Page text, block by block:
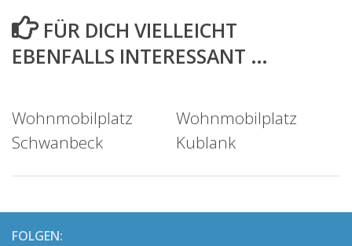
FÜR DICH VIELLEICHT
EBENFALLS INTERESSANT …
Wohnmobilplatz
Schwanbeck
Wohnmobilplatz
Kublank
FOLGEN: